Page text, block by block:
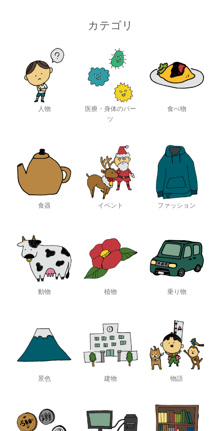
カテゴリ
人物
医療・身体のパー
ツ
食べ物
食器 イベント ファッション
動物 植物 乗り物
景色 建物 物語